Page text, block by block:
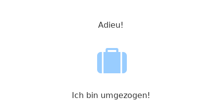
Adieu!
Ich bin umgezogen!